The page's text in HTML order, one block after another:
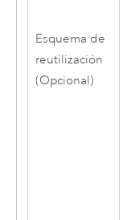
Esquema de
reutilización
(Opcional)